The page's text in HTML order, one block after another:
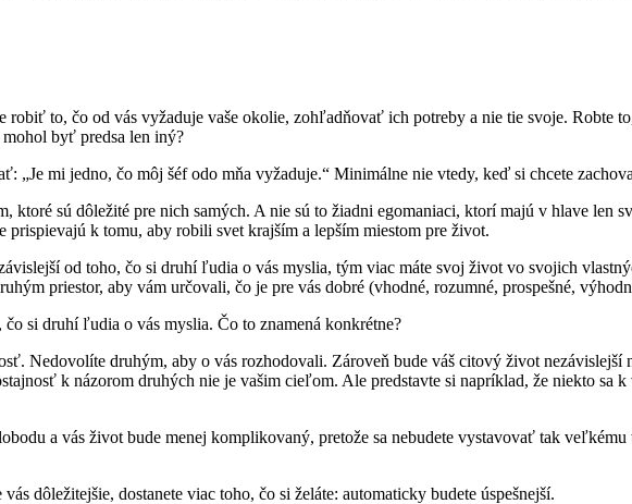
to, čo od vás vyžaduje vaše okolie, zohľadňovať ich potreby a nie tie svoje. Robte
byť predsa len iný?
„Je mi jedno, čo môj šéf odo mňa vyžaduje.“ Minimálne nie vtedy, keď si chcete
sú dôležité pre nich samých. A nie sú to žiadni egomaniaci, ktorí majú v hlave len
k tomu, aby robili svet krajším a lepším miestom pre život.
od toho, čo si druhí ľudia o vás myslia, tým viac máte svoj život vo svojich
priestor, aby vám určovali, čo je pre vás dobré (vhodné, rozumné, prospešné,
si druhí ľudia o vás myslia. Čo to znamená konkrétne?
Nedovolíte druhým, aby o vás rozhodovali. Zároveň bude váš citový život nezávislejší
k názorom druhých nie je vašim cieľom. Ale predstavte si napríklad, že niekto sa
a vás život bude menej komplikovaný, pretože sa nebudete vystavovať tak
dôležitejšie, dostanete viac toho, čo si želáte: automaticky budete úspešnejší.